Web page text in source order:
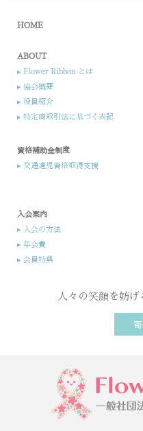
HOME
ABOUT
▸ Flower Ribbon とは
▸ 協会概要
▸ 役員紹介​​
▸ 特定商取引法に基づく表記
資格補助金制度
▸ 交通遺児資格取得支援
入会案内​
▸ 入会の方法​
▸ 年会費
▸ 会員特典
人々の笑顔を妨げ